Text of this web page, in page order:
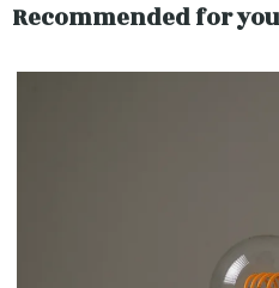
Recommended for you